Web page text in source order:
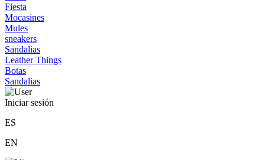
Fiesta
Mocasines
Mules
sneakers
Sandalias
Leather Things
Botas
Sandalias
Iniciar sesión
ES
EN